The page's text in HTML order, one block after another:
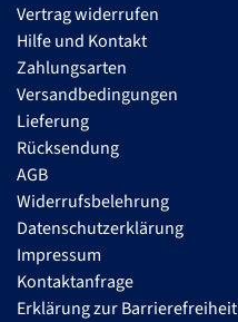
Vertrag widerrufen
Hilfe und Kontakt
Zahlungsarten
Versandbedingungen
Lieferung
Rücksendung
AGB
Widerrufsbelehrung
Datenschutzerklärung
Impressum
Kontaktanfrage
Erklärung zur Barrierefreiheit